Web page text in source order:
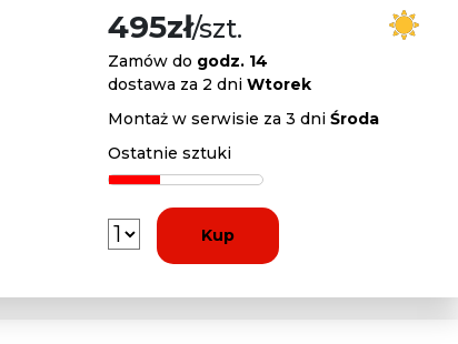
495zł/szt.
Zamów do godz. 14
dostawa za 2 dni Wtorek
Montaż w serwisie za 3 dni Środa
Ostatnie sztuki
Kup